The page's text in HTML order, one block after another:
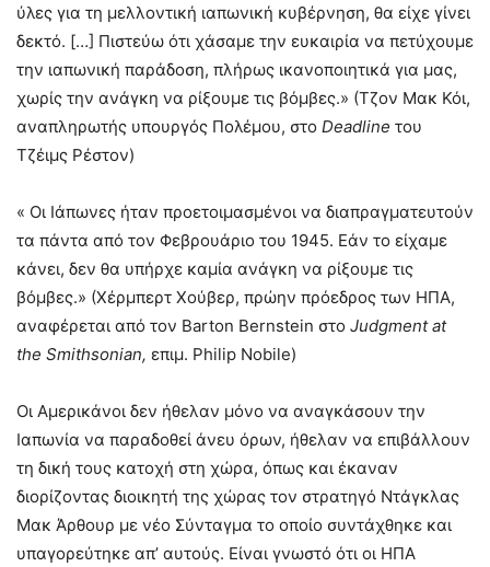
ύλες για τη μελλοντική ιαπωνική κυβέρνηση, θα είχε γίνει
δεκτό. […] Πιστεύω ότι χάσαμε την ευκαιρία να πετύχουμε
την ιαπωνική παράδοση, πλήρως ικανοποιητικά για μας,
χωρίς την ανάγκη να ρίξουμε τις βόμβες.» (Τζον Μακ Κόι,
αναπληρωτής υπουργός Πολέμου, στο Deadline του
Τζέιμς Ρέστον)
« Οι Ιάπωνες ήταν προετοιμασμένοι να διαπραγματευτούν
τα πάντα από τον Φεβρουάριο του 1945. Εάν το είχαμε
κάνει, δεν θα υπήρχε καμία ανάγκη να ρίξουμε τις
βόμβες.» (Χέρμπερτ Χούβερ, πρώην πρόεδρος των ΗΠΑ,
αναφέρεται από τον Barton Bernstein στο Judgment at
the Smithsonian, επιμ. Philip Nobile)
Οι Αμερικάνοι δεν ήθελαν μόνο να αναγκάσουν την
Ιαπωνία να παραδοθεί άνευ όρων, ήθελαν να επιβάλλουν
τη δική τους κατοχή στη χώρα, όπως και έκαναν
διορίζοντας διοικητή της χώρας τον στρατηγό Ντάγκλας
Μακ Άρθουρ με νέο Σύνταγμα το οποίο συντάχθηκε και
υπαγορεύτηκε απ’ αυτούς. Είναι γνωστό ότι οι ΗΠΑ